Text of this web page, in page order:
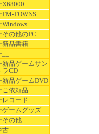
┣X68000
┣FM-TOWNS
┣Windows
┣その他のPC
┣新品書籍
┣__
┣新品ゲームサン
ラCD
┣新品ゲームDVD
┣ご依頼品
┣レコード
┣ゲームグッズ
その他
古